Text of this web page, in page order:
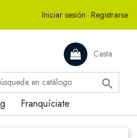
Iniciar sesión · Registrarse
Cesta

Franquíciate